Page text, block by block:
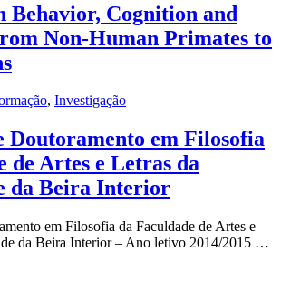
Behavior, Cognition and
Non-Human Primates to
, Investigação
Doutoramento em Filosofia
de Artes e Letras da
da Beira Interior
em Filosofia da Faculdade de Artes e
da Beira Interior – Ano letivo 2014/2015 …